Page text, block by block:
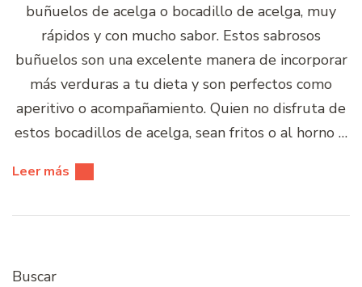
buñuelos de acelga o bocadillo de acelga, muy
rápidos y con mucho sabor. Estos sabrosos
buñuelos son una excelente manera de incorporar
más verduras a tu dieta y son perfectos como
aperitivo o acompañamiento. Quien no disfruta de
estos bocadillos de acelga, sean fritos o al horno …
Leer más
Buscar